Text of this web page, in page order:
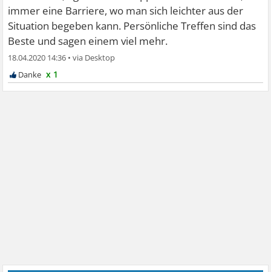
immer eine Barriere, wo man sich leichter aus der
Situation begeben kann. Persönliche Treffen sind das
Beste und sagen einem viel mehr.
18.04.2020 14:36 •
x 1